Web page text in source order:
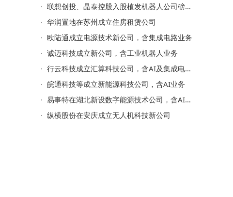
联想创投、晶泰控股入股植发机器人公司磅策医疗
华润置地在苏州成立住房租赁公司
欧陆通成立电源技术新公司，含集成电路业务
诚迈科技成立新公司，含工业机器人业务
行云科技成立汇算科技公司，含AI及集成电路芯片业务
皖通科技等成立新能源科技公司，含AI业务
易事特在湖北新设数字能源技术公司，含AI业务
纵横股份在安庆成立无人机科技新公司